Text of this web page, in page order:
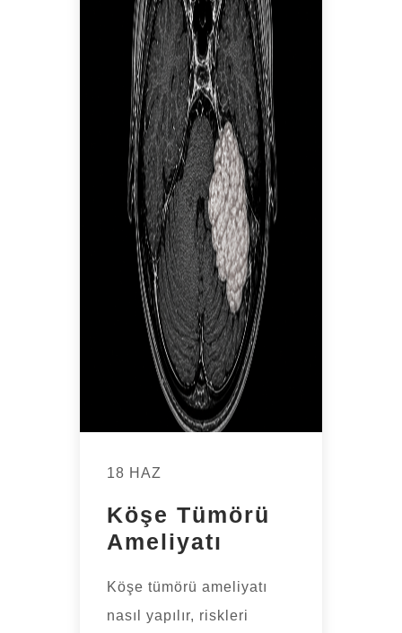
18 HAZ
Köşe Tümörü
Ameliyatı
Köşe tümörü ameliyatı
nasıl yapılır, riskleri